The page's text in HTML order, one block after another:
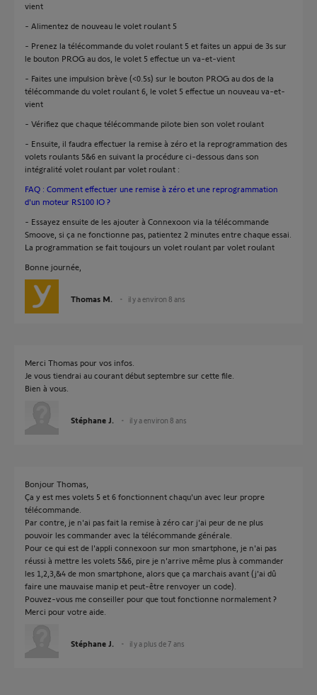
vient
- Alimentez de nouveau le volet roulant 5
- Prenez la télécommande du volet roulant 5 et faites un appui de 3s sur
le bouton PROG au dos, le volet 5 effectue un va-et-vient
- Faites une impulsion brève (<0.5s) sur le bouton PROG au dos de la
télécommande du volet roulant 6, le volet 5 effectue un nouveau va-et-
vient
- Vérifiez que chaque télécommande pilote bien son volet roulant
- Ensuite, il faudra effectuer la remise à zéro et la reprogrammation des
volets roulants 5&6 en suivant la procédure ci-dessous dans son
intégralité volet roulant par volet roulant :
FAQ : Comment effectuer une remise à zéro et une reprogrammation
d'un moteur RS100 IO ?
- Essayez ensuite de les ajouter à Connexoon via la télécommande
Smoove, si ça ne fonctionne pas, patientez 2 minutes entre chaque essai.
La programmation se fait toujours un volet roulant par volet roulant
Bonne journée,
Thomas M. il y a environ 8 ans
Merci Thomas pour vos infos.
Je vous tiendrai au courant début septembre sur cette file.
Bien à vous.
Stéphane J. il y a environ 8 ans
Bonjour Thomas,
Ça y est mes volets 5 et 6 fonctionnent chaqu'un avec leur propre
télécommande.
Par contre, je n'ai pas fait la remise à zéro car j'ai peur de ne plus
pouvoir les commander avec la télécommande générale.
Pour ce qui est de l'appli connexoon sur mon smartphone, je n'ai pas
réussi à mettre les volets 5&6, pire je n'arrive même plus à commander
les 1,2,3,&4 de mon smartphone, alors que ça marchais avant (j'ai dû
faire une mauvaise manip et peut-être renvoyer un code).
Pouvez-vous me conseiller pour que tout fonctionne normalement ?
Merci pour votre aide.
Stéphane J. il y a plus de 7 ans